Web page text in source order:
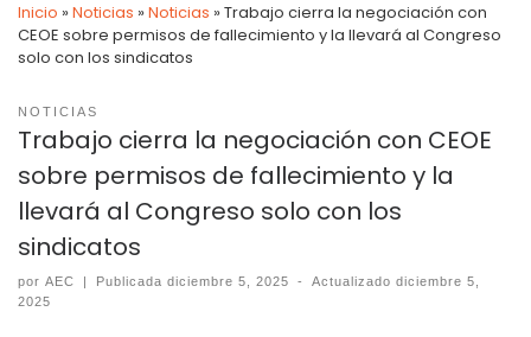
Inicio »Noticias »Noticias »Trabajo cierra la negociación con
CEOE sobre permisos de fallecimiento y la llevará al Congreso
solo con los sindicatos
NOTICIAS
Trabajo cierra la negociación con CEOE
sobre permisos de fallecimiento y la
llevará al Congreso solo con los
sindicatos
por AEC Publicadadiciembre 5, 2025 - Actualizadodiciembre 5,
2025